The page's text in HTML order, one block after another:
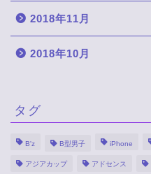
2018年11月
2018年10月
タグ
B'z B型男子 iPhone
アジアカップ アドセンス